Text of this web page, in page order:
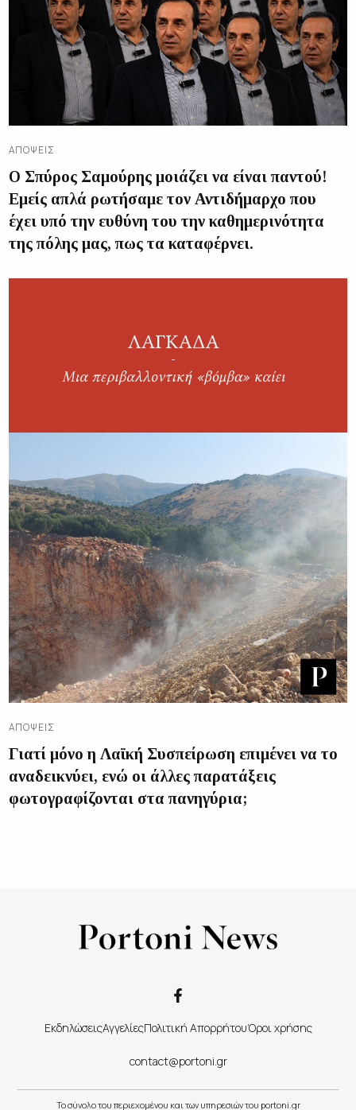
ΑΠΌΨΕΙΣ
Ο Σπύρος Σαμούρης μοιάζει να είναι παντού!
Εμείς απλά ρωτήσαμε τον Αντιδήμαρχο που
έχει υπό την ευθύνη του την καθημερινότητα
της πόλης μας, πως τα καταφέρνει.
ΑΠΌΨΕΙΣ
Γιατί μόνο η Λαϊκή Συσπείρωση επιμένει να το
αναδεικνύει, ενώ οι άλλες παρατάξεις
φωτογραφίζονται στα πανηγύρια;
ΕκδηλώσειςΑγγελίεςΠολιτική ΑπορρήτουΌροι χρήσης
contact@portoni.gr
Το σύνολο του περιεχομένου και των υπηρεσιών του portoni.gr